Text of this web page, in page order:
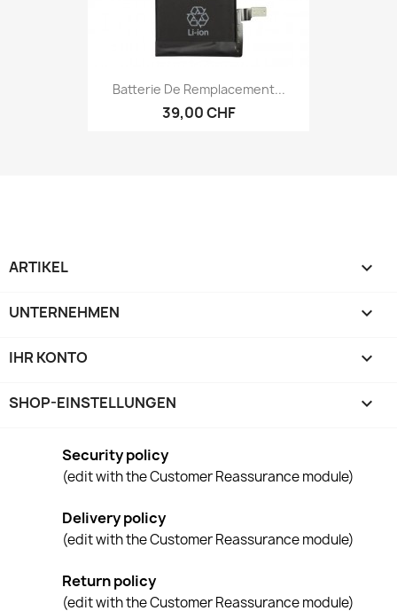
Batterie De Remplacement...
39,00 CHF
ARTIKEL 
UNTERNEHMEN 
IHR KONTO 
SHOP-EINSTELLUNGEN keyboard_arrow_down
Security policy
(edit with the Customer Reassurance module)
Delivery policy
(edit with the Customer Reassurance module)
Return policy
(edit with the Customer Reassurance module)